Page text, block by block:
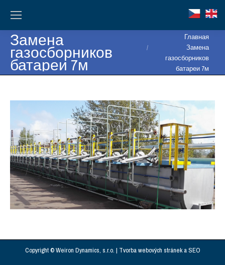
Замена
газосборников
батареи 7м
Главная
Замена
газосборников
батареи 7м
Copyright © Weiron Dynamics, s.r.o. | Tvorba webových stránekaSEO